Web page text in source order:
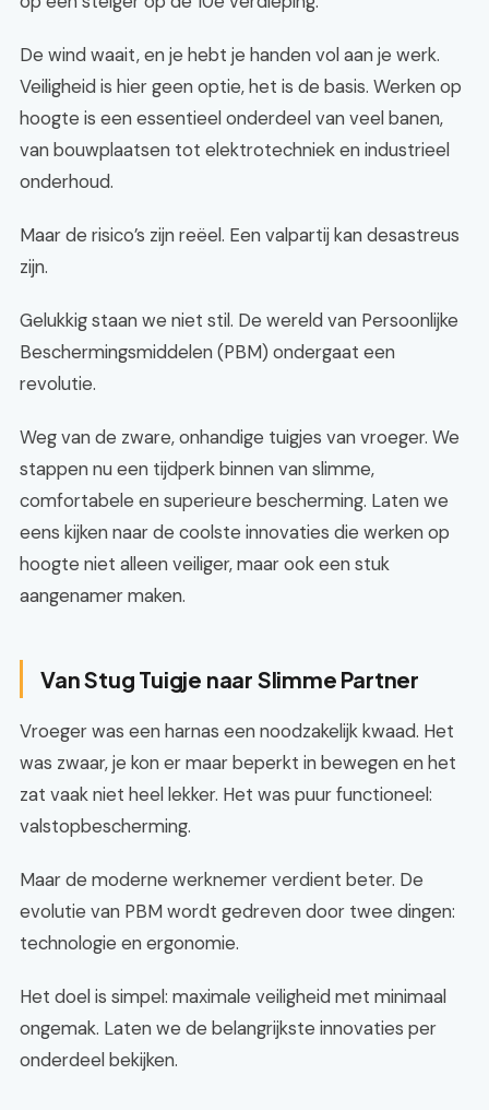
De wind waait, en je hebt je handen vol aan je werk.
Veiligheid is hier geen optie, het is de basis. Werken op
hoogte is een essentieel onderdeel van veel banen,
van bouwplaatsen tot elektrotechniek en industrieel
onderhoud.
Maar de risico’s zijn reëel. Een valpartij kan desastreus
zijn.
Gelukkig staan we niet stil. De wereld van Persoonlijke
Beschermingsmiddelen (PBM) ondergaat een
revolutie.
Weg van de zware, onhandige tuigjes van vroeger. We
stappen nu een tijdperk binnen van slimme,
comfortabele en superieure bescherming. Laten we
eens kijken naar de coolste innovaties die werken op
hoogte niet alleen veiliger, maar ook een stuk
aangenamer maken.
Van Stug Tuigje naar Slimme Partner
Vroeger was een harnas een noodzakelijk kwaad. Het
was zwaar, je kon er maar beperkt in bewegen en het
zat vaak niet heel lekker. Het was puur functioneel:
valstopbescherming.
Maar de moderne werknemer verdient beter. De
evolutie van PBM wordt gedreven door twee dingen:
technologie en ergonomie.
Het doel is simpel: maximale veiligheid met minimaal
ongemak. Laten we de belangrijkste innovaties per
onderdeel bekijken.